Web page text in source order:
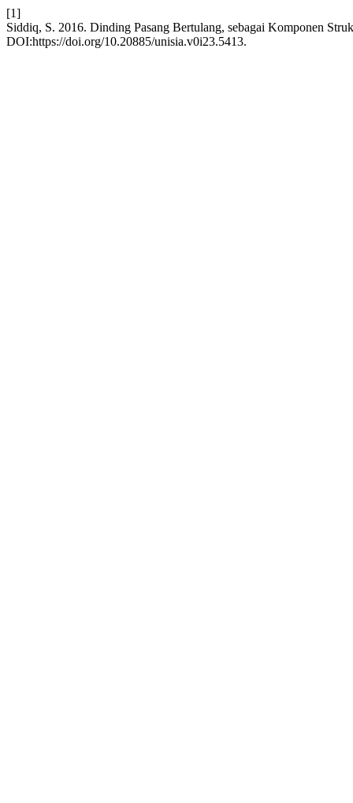
[1]
Siddiq, S. 2016. Dinding Pasang Bertulang, sebagai Komponen
DOI:https://doi.org/10.20885/unisia.v0i23.5413.